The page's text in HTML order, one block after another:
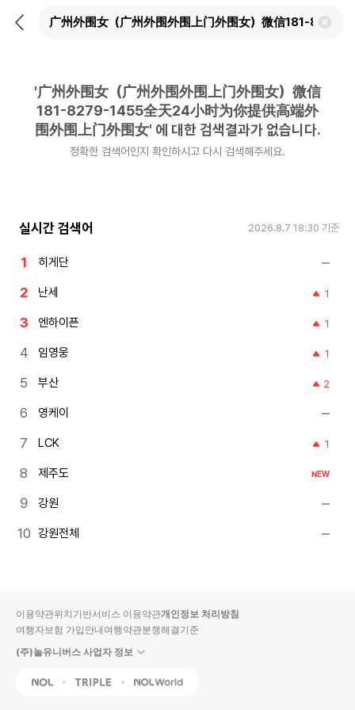
뒤
검
'广州外围女（广州外围外围上门外围女）微信
181-8279-1455全天24小时为你提供高端外
围外围上门外围女' 에 대한 검색결과가 없습니다.
정확한 검색어인지 확인하시고 다시 검색해주세요.
실시간 검색어 2026.8.7 18:30 기준
히게단
난세 1
엔하이픈 1
임영웅 1
부산 2
영케이
LCK 1
제주도 NEW
강원
강원전체
이용약관위치기반서비스 이용약관개인정보 처리방침
여행자보험 가입안내여행약관분쟁해결기준
(주)놀유니버스 사업자 정보
NOL Triple Interpark Global